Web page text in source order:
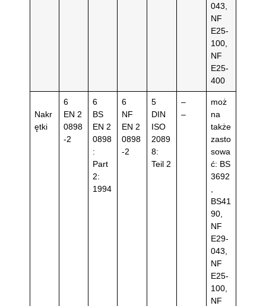
043,
NF
E25-
100,
NF
E25-
400
Nakr
ętki
6
EN 2
0898
-2
6
BS
EN 2
0898
:
Part
2:
1994
6
NF
EN 2
0898
-2
5
DIN
ISO
2089
8:
Teil 2
–
–
moż
na
także
zasto
sowa
ć: BS
3692
BS41
90,
NF
E29-
043,
NF
E25-
100,
NF